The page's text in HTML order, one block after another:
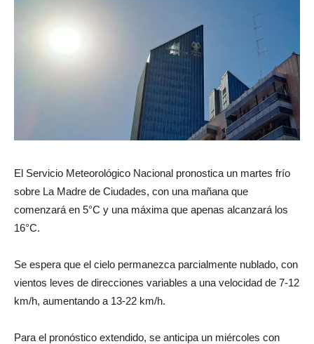
El Servicio Meteorológico Nacional pronostica un martes frío
sobre La Madre de Ciudades, con una mañana que
comenzará en 5°C y una máxima que apenas alcanzará los
16°C.
Se espera que el cielo permanezca parcialmente nublado, con
vientos leves de direcciones variables a una velocidad de 7-12
km/h, aumentando a 13-22 km/h.
Para el pronóstico extendido, se anticipa un miércoles con